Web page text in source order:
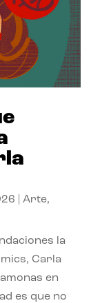
Arte,
la
Carla
en
es que no